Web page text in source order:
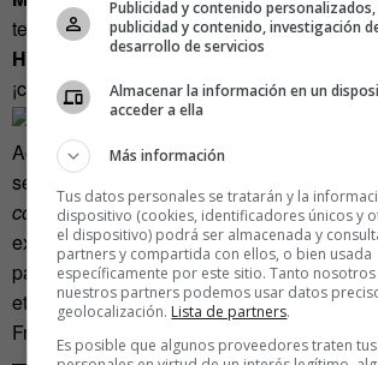
te entiendo, te mando unguasá.
Hijo:
Vieja, los ornitorrincos no entienden
¡cua-cua!
Aconsejamos con insistencia que lean
seguido, la confesión un poco más abajo
cosas de la edad, del lector Rafael Muñoz
experiencia es muy interesante para
pasa por la cabeza a un tipo que «solo se
etapa de madurez sexual, en la ‘etapa
Freud», añade el lector.
Publicidad y contenido
publicidad y contenido, investigación
desarrollo de servicios
Almacenar la información en un
acceder a ella
Más información
Tus datos personales se tratarán y la
dispositivo (cookies, identificadores únicos y
el dispositivo) podrá ser almacenada y
partners y compartida con ellos, o bien usada
específicamente por este sitio. Tanto
nuestros partners podemos usar datos
geolocalización. Lista de partners.
Es posible que algunos proveedores traten